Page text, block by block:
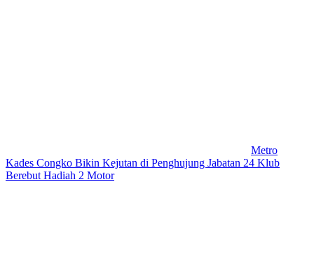
Metro
Kades Congko Bikin Kejutan di Penghujung Jabatan 24 Klub
Berebut Hadiah 2 Motor